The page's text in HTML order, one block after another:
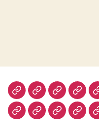
חנות בשר טבעוניסלטים
עוגיותעוף צמחונידגים